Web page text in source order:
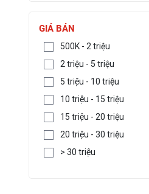
GIÁ BÁN
500K - 2 triệu
2 triệu - 5 triệu
5 triệu - 10 triệu
10 triệu - 15 triệu
15 triệu - 20 triệu
20 triệu - 30 triệu
> 30 triệu